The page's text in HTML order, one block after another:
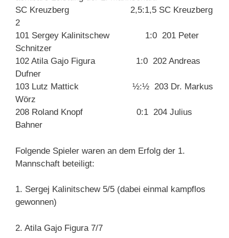
SC Kreuzberg 2,5:1,5 SC Kreuzberg
2
101 Sergey Kalinitschew 1:0 201 Peter
Schnitzer
102 Atila Gajo Figura 1:0 202 Andreas
Dufner
103 Lutz Mattick ½:½ 203 Dr. Markus
Wörz
208 Roland Knopf 0:1 204 Julius
Bahner
Folgende Spieler waren an dem Erfolg der 1.
Mannschaft beteiligt:
1. Sergej Kalinitschew 5/5 (dabei einmal kampflos
gewonnen)
2. Atila Gajo Figura 7/7